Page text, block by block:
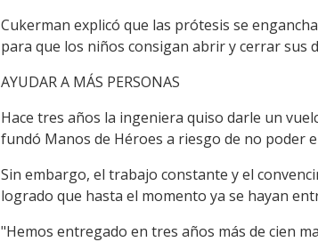
Cukerman explicó que las prótesis se
para que los niños consigan abrir y cerrar sus
AYUDAR A MÁS PERSONAS
Hace tres años la ingeniera quiso darle un
fundó Manos de Héroes a riesgo de no poder
Sin embargo, el trabajo constante y el
logrado que hasta el momento ya se hayan
"Hemos entregado en tres años más de cien